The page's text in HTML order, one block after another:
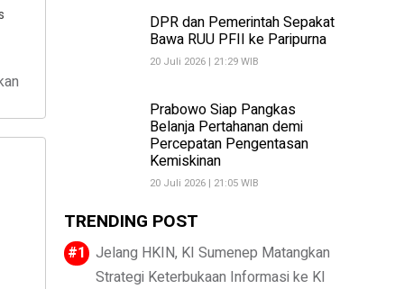
DPR dan Pemerintah Sepakat
Bawa RUU PFII ke Paripurna
20 Juli 2026 | 21:29 WIB
Prabowo Siap Pangkas
Belanja Pertahanan demi
Percepatan Pengentasan
Kemiskinan
20 Juli 2026 | 21:05 WIB
TRENDING POST
Jelang HKIN, KI Sumenep Matangkan
Strategi Keterbukaan Informasi ke KI